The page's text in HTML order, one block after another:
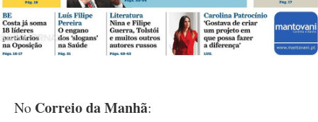
No Correio da Manhã: